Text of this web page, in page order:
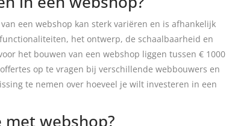
een webshop kan sterk variëren en is afhankelijk
het ontwerp, de schaalbaarheid en
het bouwen van een webshop liggen tussen € 1000
op te vragen bij verschillende webbouwers en
te nemen over hoeveel je wilt investeren in een
webshop?